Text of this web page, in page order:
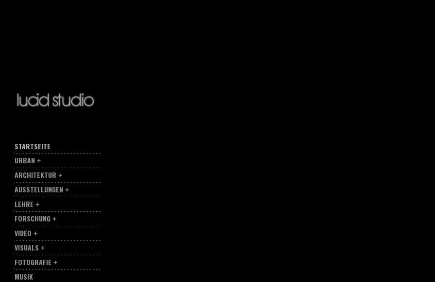
STARTSEITE
URBAN
ARCHITEKTUR
AUSSTELLUNGEN
LEHRE
FORSCHUNG
VIDEO
VISUALS
FOTOGRAFIE
MUSIK